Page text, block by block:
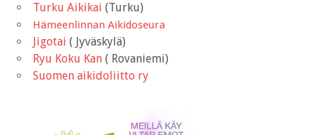
Turku Aikikai (Turku)
Hämeenlinnan Aikidoseura
Jigotai ( Jyväskylä)
Ryu Koku Kan ( Rovaniemi)
Suomen aikidoliitto ry